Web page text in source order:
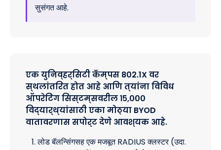
सुसंगत आहे.
एक युनिव्हर्सिटी कॅम्पस 802.1X वर
स्थलांतरित होत आहे आणि त्यांना विविध
ऑपरेटिंग सिस्टम्सवरील १५,०००
विद्यार्थ्यांसाठी एका मोठ्या BYOD
वातावरणास सपोर्ट देणे आवश्यक आहे.
लोड बॅलन्सिंगसह एक मजबूत RADIUS क्लस्टर (उदा.